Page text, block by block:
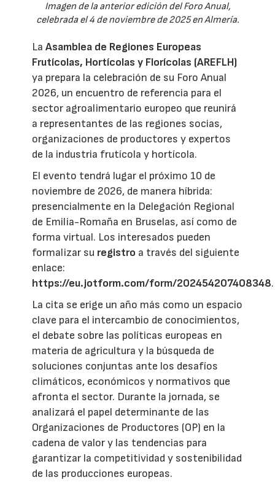
Imagen de la anterior edición del Foro Anual,
celebrada el 4 de noviembre de 2025 en Almería.
LaAsamblea de Regiones Europeas
Frutícolas, Hortícolas y Florícolas (AREFLH)
ya prepara la celebración de su Foro Anual
2026, un encuentro de referencia para el
sector agroalimentario europeo que reunirá
a representantes de las regiones socias,
organizaciones de productores y expertos
de la industria frutícola y hortícola.
El evento tendrá lugar el próximo 10 de
noviembre de 2026, de manera híbrida:
presencialmente en la Delegación Regional
de Emilia-Romaña en Bruselas, así como de
forma virtual. Los interesados pueden
formalizar su registro a través del siguiente
enlace:
https://eu.jotform.com/form/202454207408348.
La cita se erige un año más como un espacio
clave para el intercambio de conocimientos,
el debate sobre las políticas europeas en
materia de agricultura y la búsqueda de
soluciones conjuntas ante los desafíos
climáticos, económicos y normativos que
afronta el sector. Durante la jornada, se
analizará el papel determinante de las
Organizaciones de Productores (OP) en la
cadena de valor y las tendencias para
garantizar la competitividad y sostenibilidad
de las producciones europeas.